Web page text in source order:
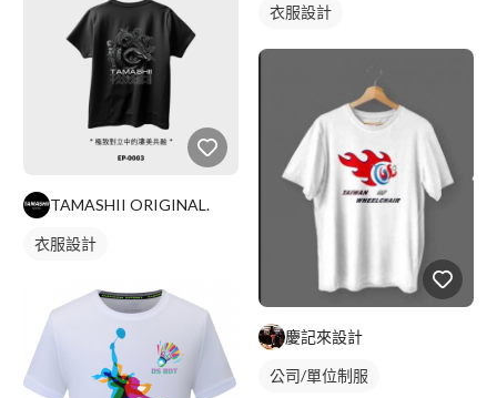
TAMASHII ORIGINAL.
衣服設計
衣服設計
慶記來設計
公司/單位制服